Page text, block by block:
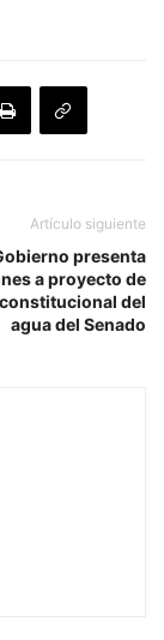
Artículo siguiente
presenta
a proyecto de
del
agua del Senado